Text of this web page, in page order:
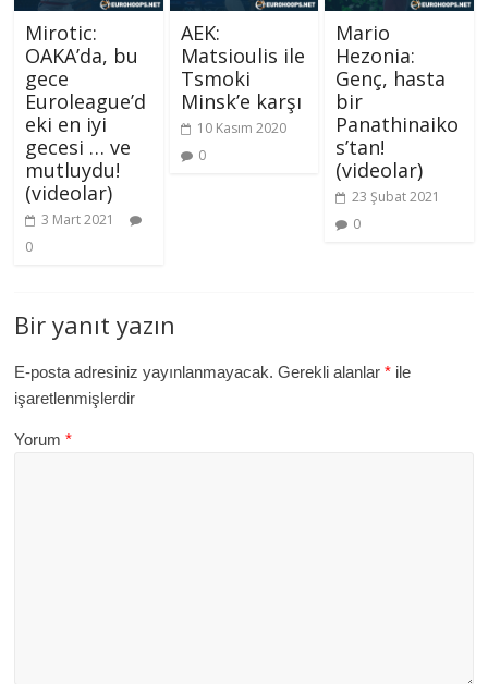
Mirotic:
OAKA’da, bu
gece
Euroleague’d
eki en iyi
gecesi … ve
mutluydu!
(videolar)
3 Mart 2021
0
AEK:
Matsioulis ile
Tsmoki
Minsk’e karşı
10 Kasım 2020
0
Mario
Hezonia:
Genç, hasta
bir
Panathinaiko
s’tan!
(videolar)
23 Şubat 2021
0
Bir yanıt yazın
E-posta adresiniz yayınlanmayacak. Gerekli alanlar* ile
işaretlenmişlerdir
Yorum*